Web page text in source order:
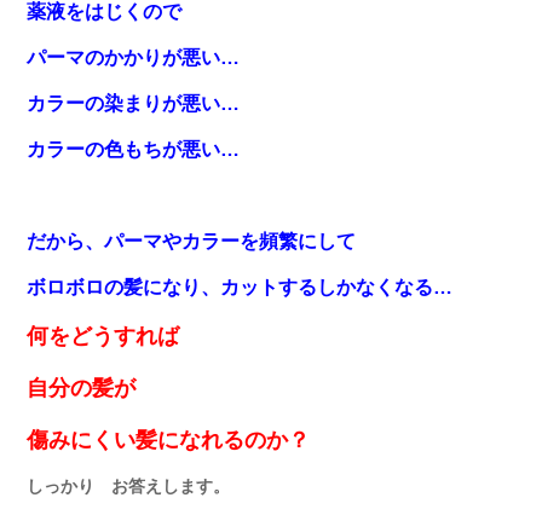
薬液をはじくので
パーマのかかりが悪い…
カラーの染まりが悪い…
カラーの色もちが悪い…
だから、パーマやカラーを頻繁にして
ボロボロの髪になり 、カットするしかなくなる…
何をどうすれば
自分の髪が
傷みにくい髪になれるのか？
しっかり お答えします。